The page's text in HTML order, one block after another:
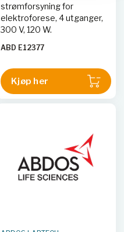
strømforsyning for
elektroforese, 4 utganger,
300 V, 120 W.
ABD E12377
Kjøp her